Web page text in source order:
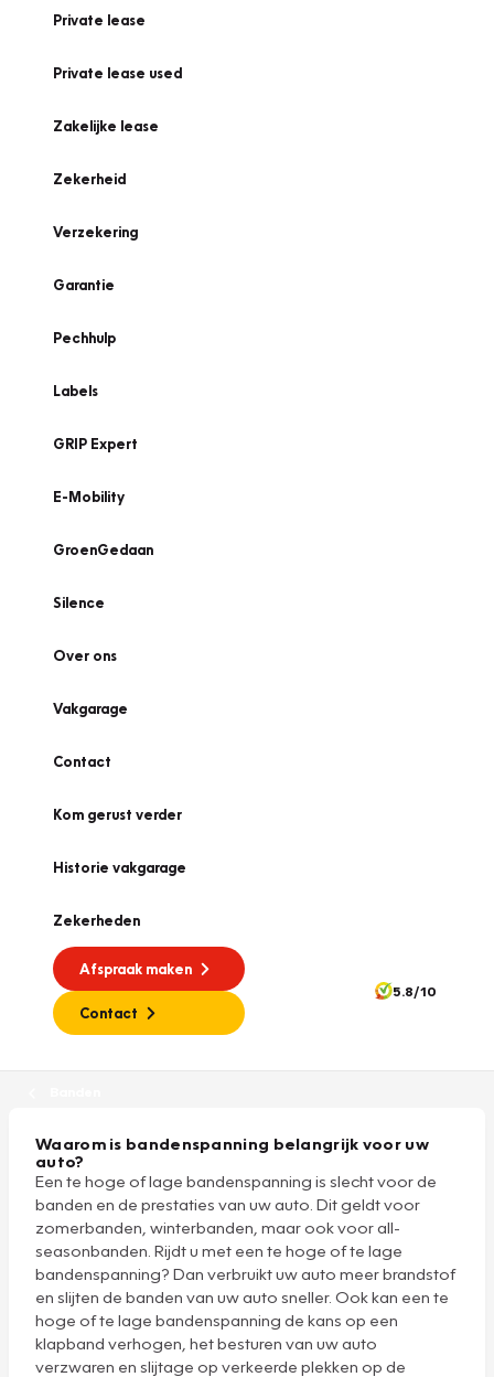
Private lease
Private lease used
Zakelijke lease
Zekerheid
Verzekering
Garantie
Pechhulp
Labels
GRIP Expert
E-Mobility
GroenGedaan
Silence
Over ons
Vakgarage
Contact
Kom gerust verder
Historie vakgarage
Zekerheden
Afspraak maken
Contact
5.8/10
Waarom is bandenspanning belangrijk voor uw
auto?
Een te hoge of lage bandenspanning is slecht voor de
banden en de prestaties van uw auto. Dit geldt voor
zomerbanden, winterbanden, maar ook voor all-
seasonbanden. Rijdt u met een te hoge of te lage
bandenspanning? Dan verbruikt uw auto meer brandstof
en slijten de banden van uw auto sneller. Ook kan een te
hoge of te lage bandenspanning de kans op een
klapband verhogen, het besturen van uw auto
verzwaren en slijtage op verkeerde plekken op de